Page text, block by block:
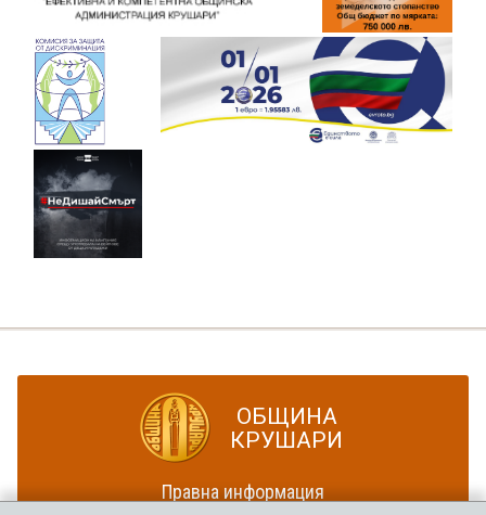
ОБЩИНА
КРУШАРИ
Правна информация